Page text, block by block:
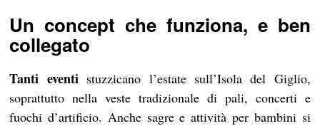
Un concept che funziona, e ben
collegato
Tanti eventi stuzzicano l’estate sull’Isola del Giglio,
soprattutto nella veste tradizionale di pali, concerti e
fuochi d’artificio. Anche sagre e attività per bambini si